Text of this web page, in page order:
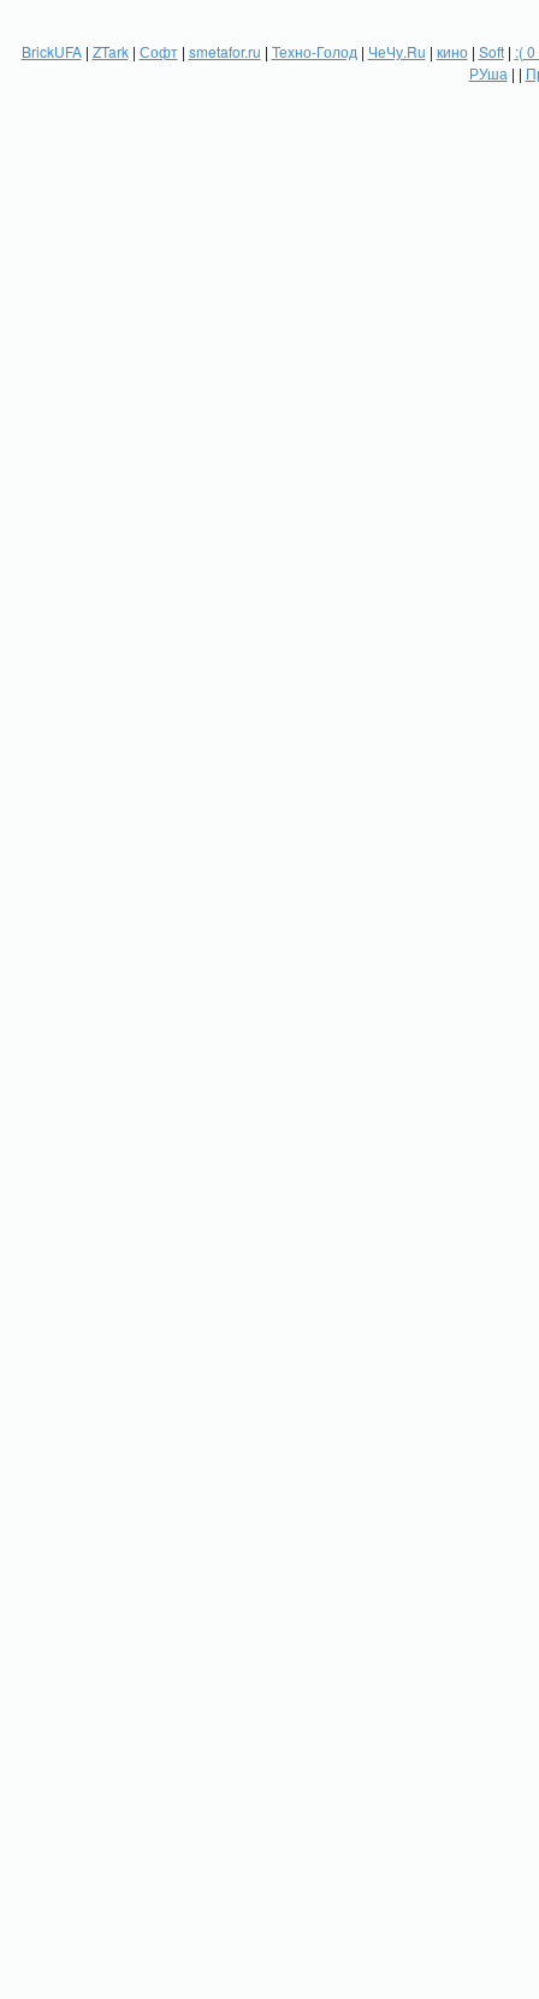
BrickUFA| ZTark| Софт| smetafor.ru | Техно-Голод | ЧеЧу.Ru | кино| Soft| :(
РУша | |